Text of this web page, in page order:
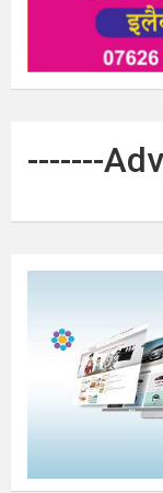
-------